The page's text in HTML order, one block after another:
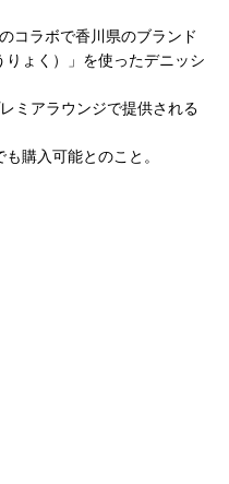
コラボで香川県のブランド
ょく）」を使ったデニッシ
ミアラウンジで提供される
購入可能とのこと。